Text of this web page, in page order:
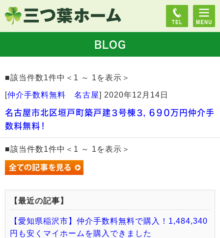
BLOG
■該当件数1件中＜1 ～ 1を表示＞
[仲介手数料無料 名古屋] 2020年12月14日
名古屋市北区垣戸町築戸建３号棟３，６９０万円仲介手
数料無料！
■該当件数1件中＜1 ～ 1を表示＞
【最近の記事】
【愛知県稲沢市】仲介手数料無料で購入！1,484,340
円も安くマイホームを購入できました